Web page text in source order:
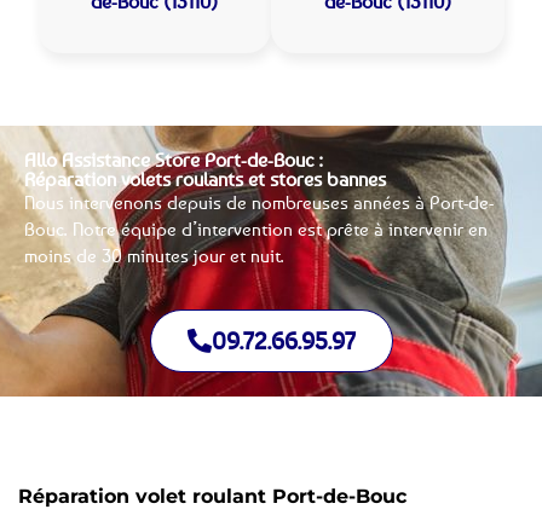
Allo Assistance Store Port-de-Bouc :
Réparation volets roulants et stores bannes
Nous intervenons depuis de nombreuses années à Port-de-
Bouc. Notre équipe d’intervention est prête à intervenir en
moins de 30 minutes jour et nuit.
09.72.66.95.97
Réparation volet roulant Port-de-Bouc